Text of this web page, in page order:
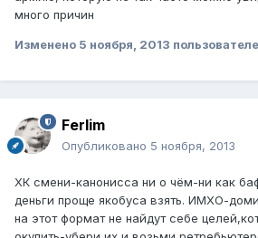
много причин
Изменено 5 ноября, 2013
Ferlim
Опубликовано 5 ноября, 2013
ХК смени-канонисса ни о чём-ни как
деньги проще якобуса взять. ИМХО-
на этот формат не найдут себе